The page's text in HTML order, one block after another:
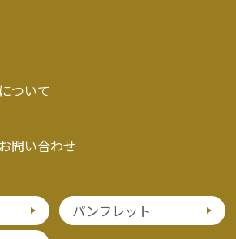
ついて
問い合わせ
パンフレット